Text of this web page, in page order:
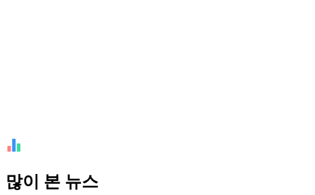
많이 본 뉴스